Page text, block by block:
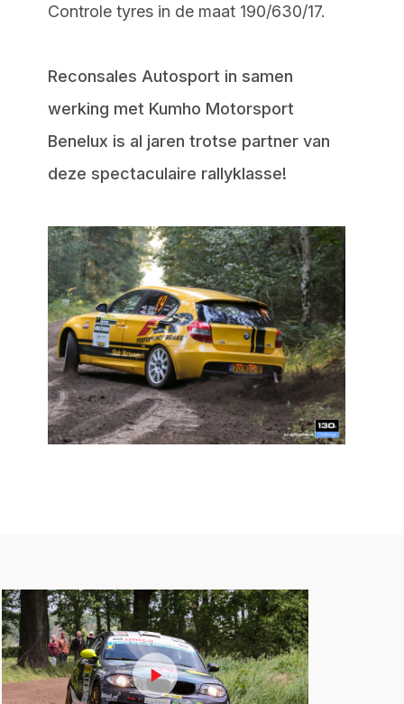
Controle tyres in de maat 190/630/17.
Reconsales Autosport in samen
werking met Kumho Motorsport
Benelux is al jaren trotse partner van
deze spectaculaire rallyklasse!